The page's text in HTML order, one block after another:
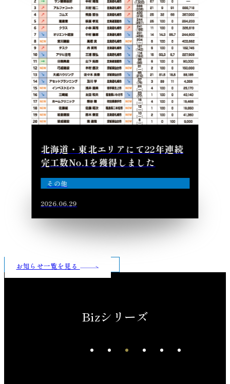
北海道・東北エリアにて22年連続
完工数No.1を獲得しました
その他
2026.06.29
お知らせ一覧を見る
Bizシリーズ
先進、洗練、深化した上質